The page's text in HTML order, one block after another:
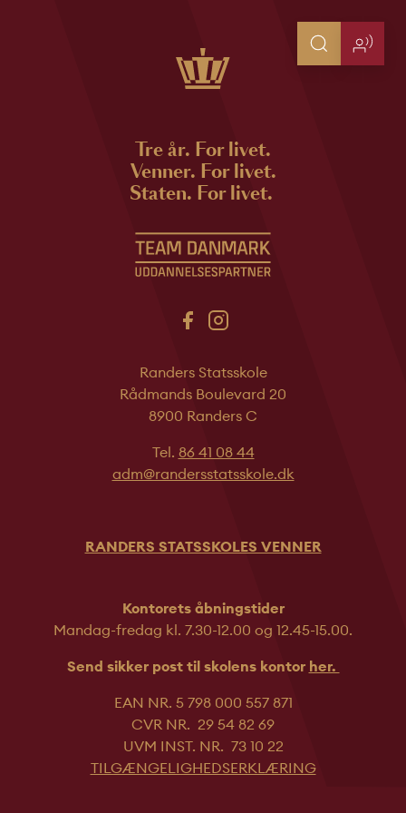
Tre år. For livet.
Venner. For livet.
Staten. For livet.
Randers Statsskole
Rådmands Boulevard 20
8900 Randers C
Tel. 86 41 08 44
adm@randersstatsskole.dk
RANDERS STATSSKOLES VENNER
Kontorets åbningstider
Mandag-fredag kl. 7.30-12.00 og 12.45-15.00.
Send sikker post til skolens kontor her.
EAN NR. 5 798 000 557 871
CVR NR. 29 54 82 69
UVM INST. NR. 73 10 22
TILGÆNGELIGHEDSERKLÆRING